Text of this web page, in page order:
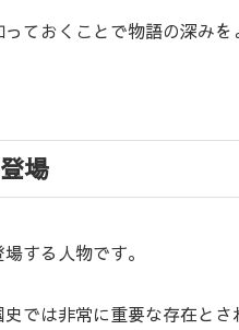
ておくことで物語の深みを
場
する人物です。
では非常に重要な存在とさ